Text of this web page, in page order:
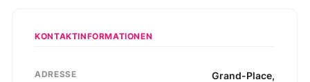
KONTAKTINFORMATIONEN
ADRESSE Grand-Place,